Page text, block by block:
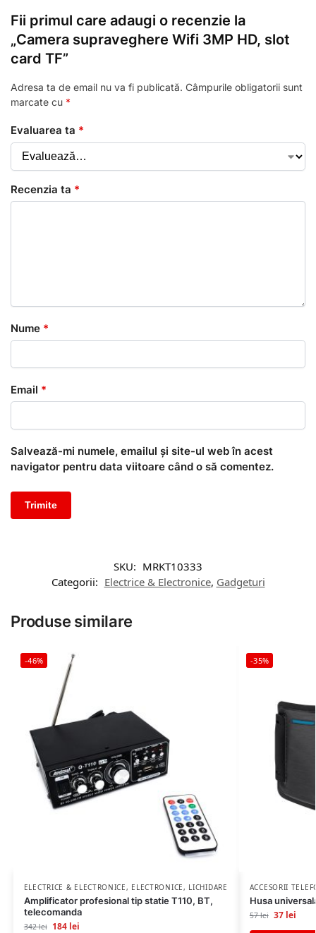
Fii primul care adaugi o recenzie la
„Camera supraveghere Wifi 3MP HD, slot
card TF”
Adresa ta de email nu va fi publicată. Câmpurile obligatorii sunt
marcate cu *
Evaluarea ta *
Recenzia ta *
Nume *
Email *
Salvează-mi numele, emailul și site-ul web în acest
navigator pentru data viitoare când o să comentez.
SKU: MRKT10333
Categorii: Electrice & Electronice, Gadgeturi
Produse similare
-46%
ELECTRICE & ELECTRONICE, ELECTRONICE, LICHIDARE STOC
Amplificator profesional tip statie T110, BT,
telecomanda
342lei 184 lei
-35%
ACCESORII
Husa
57lei 37 lei